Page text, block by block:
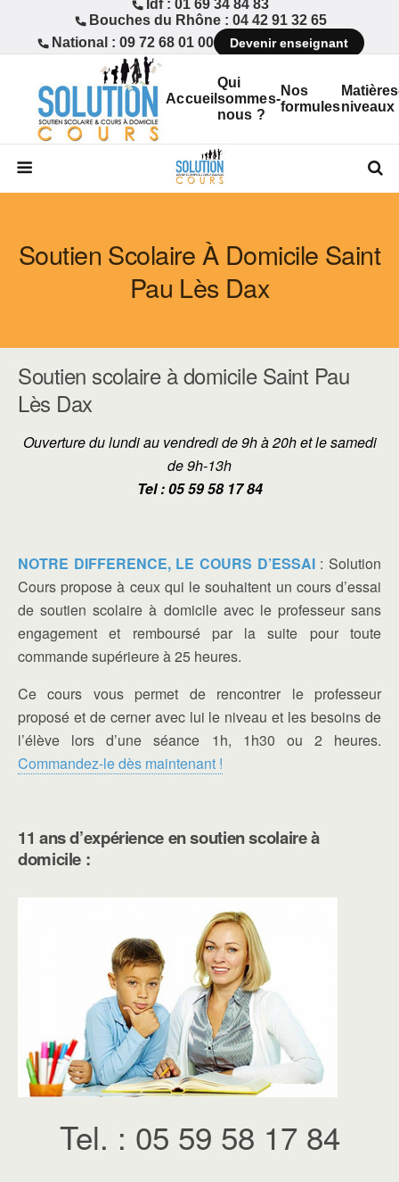
Idf : 01 69 34 84 83
Bouches du Rhône : 04 42 91 32 65
National : 09 72 68 01 00
Devenir enseignant
Accueil
Qui
sommes-
nous ?
Nos
formulesniveaux
Soutien Scolaire À Domicile Saint
Pau Lès Dax
Soutien scolaire à domicile Saint Pau
Lès Dax
Ouverture du lundi au vendredi de 9h à 20h et le samedi
de 9h-13h
Tel : 05 59 58 17 84
NOTRE DIFFERENCE, LE COURS D’ESSAI: Solution
Cours propose à ceux qui le souhaitent un cours d’essai
de soutien scolaire à domicile avec le professeur sans
engagement et remboursé par la suite pour toute
commande supérieure à 25 heures.
Ce cours vous permet de rencontrer le professeur
proposé et de cerner avec lui le niveau et les besoins de
l’élève lors d’une séance 1h, 1h30 ou 2 heures.
Commandez-le dès maintenant !
11 ans d’expérience en soutien scolaire à
domicile :
Tel. : 05 59 58 17 84